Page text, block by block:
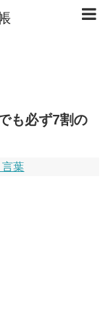
も必ず7割の
葉